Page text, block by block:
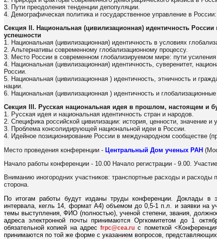
3. Пути преодоления тенденции депопуляции.
4. Демографическая политика и государственное управление в
Секция II. Национальная (цивилизационная) идентичность России
успешности
1. Национальная (цивилизационная) идентичность в условиях
2. Альтернативы современному глобализационному процессу.
3. Место России в современном глобализируемом мире: пути усиления
4. Национальная (цивилизационная) идентичность, суверенитет,
России.
5. Национальная (цивилизационная ) идентичность, этничность и
нации.
6. Национальная (цивилизационная ) идентичность и
Секция III. Русская национальная идея в прошлом, настоящем и
1. Русская идея и национальная идентичность стран и народов.
2. Специфика российской цивилизации: история, ценности, значение и
3. Проблема консолидирующей национальной идеи в России.
4. Идейное позиционирование России в международном сообществе
Место проведения конференции - Центральный Дом ученых РАН
Начало работы конференции - 10.00 Начало регистрации - 9.00.
Вниманию иногородних участников: транспортные расходы и
сторона.
По итогам работы будут изданы труды конференции. Доклады в
интервала, кегль 14, формат А4) объемом до 0,5-1 п.л. и заявки на
темы выступления, ФИО (полностью), ученой степени, звания,
адреса электронной почты принимаются Оргкомитетом до 1
обязательной копией на адресfrpc@cea.ru с пометкой
принимаются по той же форме с указанием вопросов,